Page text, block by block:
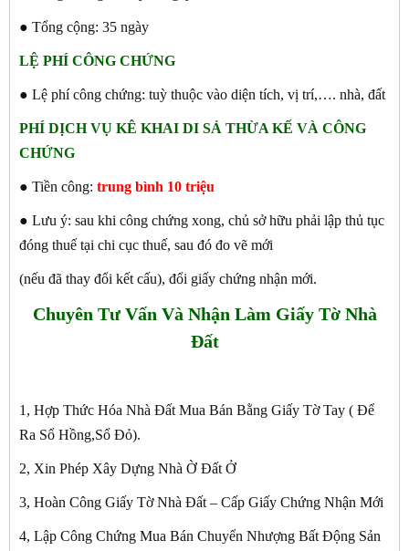
● Tổng cộng: 35 ngày
LỆ PHÍ CÔNG CHỨNG
● Lệ phí công chứng: tuỳ thuộc vào diện tích, vị trí,…. nhà, đất
PHÍ DỊCH VỤ KÊ KHAI DI SẢ THỪA KẾ VÀ CÔNG
CHỨNG
● Tiền công: trung bình 10 triệu
● Lưu ý: sau khi công chứng xong, chủ sở hữu phải lập thủ tục
đóng thuế tại chi cục thuế, sau đó đo vẽ mới
(nếu đã thay đổi kết cấu), đổi giấy chứng nhận mới.
Chuyên Tư Vấn Và Nhận Làm Giấy Tờ Nhà
Đất
1, Hợp Thức Hóa Nhà Đất Mua Bán Bằng Giấy Tờ Tay ( Để
Ra Sổ Hồng,Sổ Đỏ).
2, Xin Phép Xây Dựng Nhà Ờ Đất Ở
3, Hoàn Công Giấy Tờ Nhà Đất – Cấp Giấy Chứng Nhận Mới
4, Lập Công Chứng Mua Bán Chuyển Nhượng Bất Động Sản